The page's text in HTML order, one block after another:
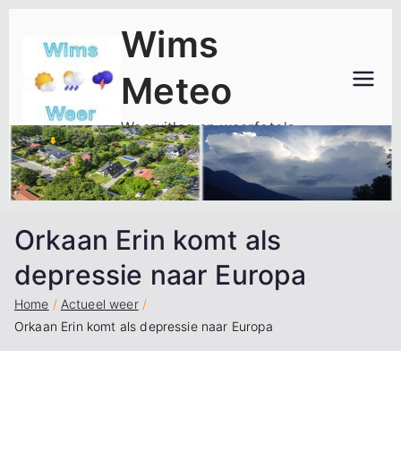
inhoud
Wims
Meteo
Weeruitleg en weerfoto's
Orkaan Erin komt als
depressie naar Europa
Home
Actueel weer
Orkaan Erin komt als depressie naar Europa